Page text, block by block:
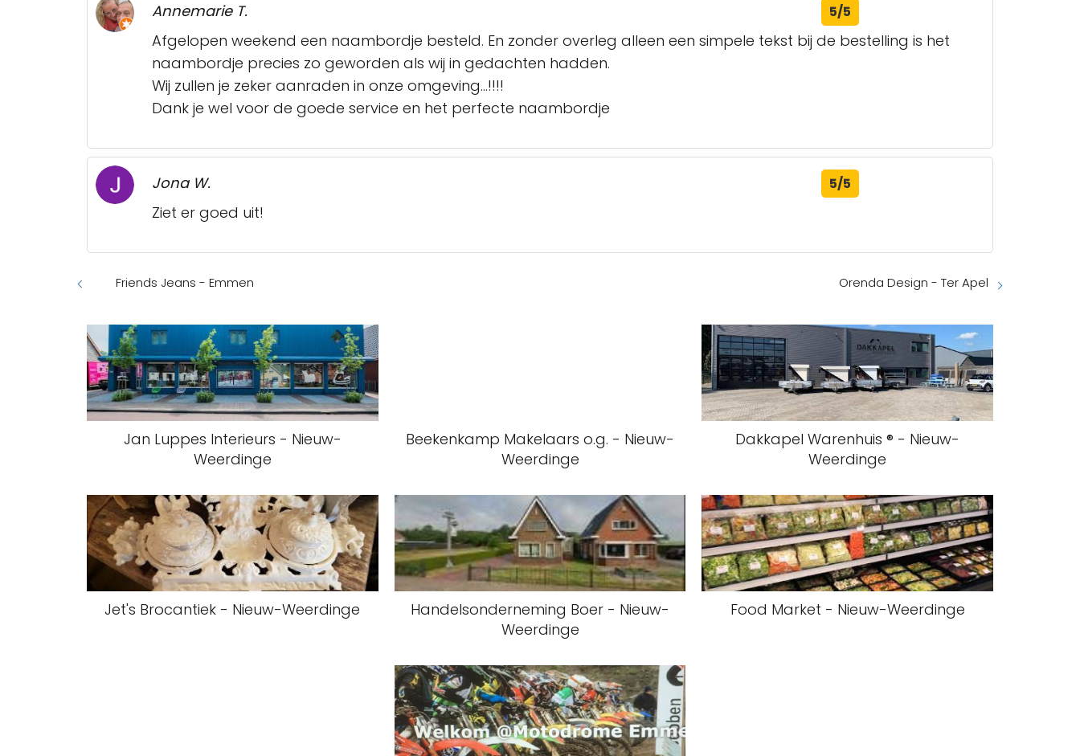
Annemarie T. 5/5
Afgelopen weekend een naambordje besteld. En zonder overleg alleen een simpele tekst bij de bestelling is het
naambordje precies zo geworden als wij in gedachten hadden.
Wij zullen je zeker aanraden in onze omgeving...!!!!
Dank je wel voor de goede service en het perfecte naambordje
Jona W. 5/5
Ziet er goed uit!
Friends Jeans - Emmen Orenda Design - Ter Apel
Jan Luppes Interieurs - Nieuw-
Weerdinge
Beekenkamp Makelaars o.g. - Nieuw-
Weerdinge
Dakkapel Warenhuis ® - Nieuw-
Weerdinge
Jet's Brocantiek - Nieuw-Weerdinge
Handelsonderneming Boer - Nieuw-
Weerdinge
Food Market - Nieuw-Weerdinge